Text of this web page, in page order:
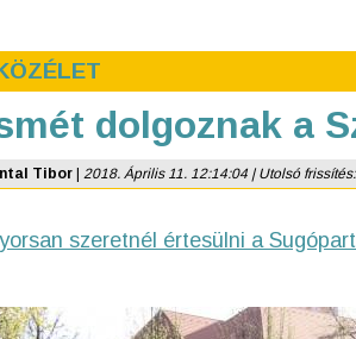
dolgoznak a
Tibor 2018. Április 11. 12:14:04 | Utolsó
szeretnél értesülni a